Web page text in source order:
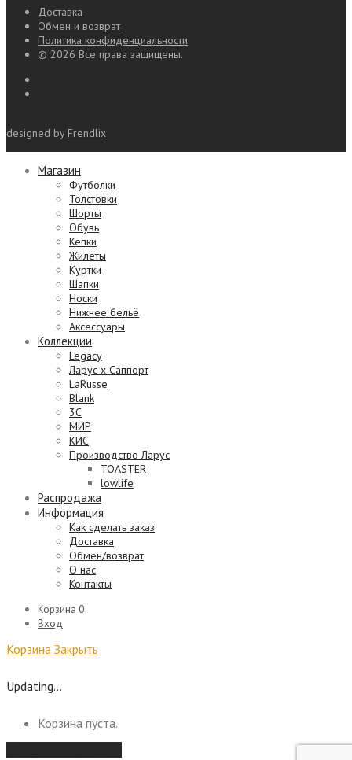
Доставка
Обмен и возврат
Политика конфиденциальности
© 2026 Все права защищены.
designed by Frendlix
Магазин
Футболки
Толстовки
Шорты
Обувь
Кепки
Жилеты
Куртки
Шапки
Носки
Нижнее бельё
Аксессуары
Коллекции
Legacy
Ларус х Саппорт
LaRusse
Blank
3C
МИР
КИС
Производство Ларус
TOASTER
lowlife
Распродажа
Информация
Как сделать заказ
Доставка
Обмен/возврат
О нас
Контакты
Корзина 0
Вход
Корзина Закрыть
Updating…
Корзина пуста.